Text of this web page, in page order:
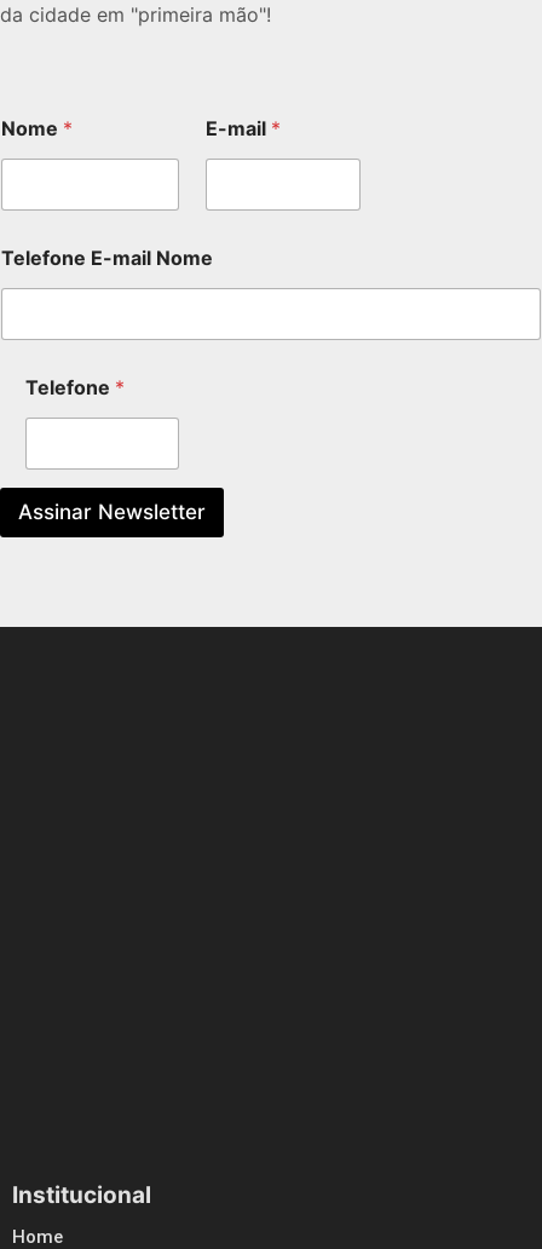
da cidade em "primeira mão"!
Nome * E-mail *
Telefone E-mail Nome
Telefone *
Assinar Newsletter
Institucional
Home